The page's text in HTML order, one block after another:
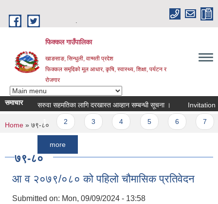
फिक्कल गाउँपालिका
खाङसाङ, सिन्धुली, वाग्मती प्रदेश
फिक्कल समृद्दिको मूल आधार, कृषि, स्वास्थ्य, शिक्षा, पर्यटन र
रोजगार
समाचारसरुवा सहमतिका लागि दरखास्त आव्हान सम्बन्धी सूचना । Invitation For
Pages
2
You are here
Home » ७९-८०
७९-८०
आ व २०७९/०८० को पहिलो चौमासिक प्रतिवेदन
Submitted on: Mon, 09/09/2024 - 13:58